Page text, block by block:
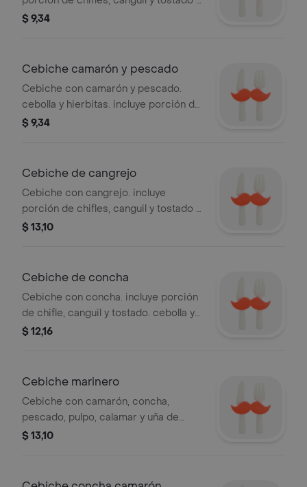
limón + ají
$ 9,34
Cebiche camarón y pescado
Cebiche con camarón y pescado.
cebolla y hierbitas. incluye porción de
chifles, canguil y tostado + limón + ají
$ 9,34
Cebiche de cangrejo
Cebiche con cangrejo. incluye
porción de chifles, canguil y tostado +
limón
$ 13,10
Cebiche de concha
Cebiche con concha. incluye porción
de chifle, canguil y tostado. cebolla y
hierbitas + limón + ají
$ 12,16
Cebiche marinero
Cebiche con camarón, concha,
pescado, pulpo, calamar y uña de
cangrejo (de acuerdo a la temporada).
$ 13,10